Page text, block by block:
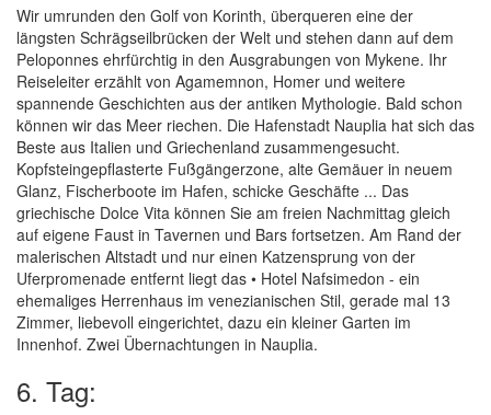
Wir umrunden den Golf von Korinth, überqueren eine der
längsten Schrägseilbrücken der Welt und stehen dann auf dem
Peloponnes ehrfürchtig in den Ausgrabungen von Mykene. Ihr
Reiseleiter erzählt von Agamemnon, Homer und weitere
spannende Geschichten aus der antiken Mythologie. Bald schon
können wir das Meer riechen. Die Hafenstadt Nauplia hat sich das
Beste aus Italien und Griechenland zusammengesucht.
Kopfsteingepflasterte Fußgängerzone, alte Gemäuer in neuem
Glanz, Fischerboote im Hafen, schicke Geschäfte ... Das
griechische Dolce Vita können Sie am freien Nachmittag gleich
auf eigene Faust in Tavernen und Bars fortsetzen. Am Rand der
malerischen Altstadt und nur einen Katzensprung von der
Uferpromenade entfernt liegt das • Hotel Nafsimedon - ein
ehemaliges Herrenhaus im venezianischen Stil, gerade mal 13
Zimmer, liebevoll eingerichtet, dazu ein kleiner Garten im
Innenhof. Zwei Übernachtungen in Nauplia.
6. Tag: